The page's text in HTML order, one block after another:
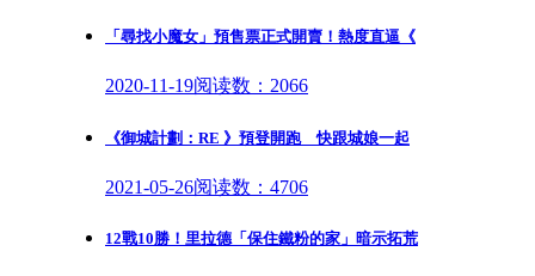
「尋找小魔女」預售票正式開賣！熱度直逼《
2020-11-19阅读数：2066
《御城計劃：RE 》預登開跑 快跟城娘一起
2021-05-26阅读数：4706
12戰10勝！里拉德「保住鐵粉的家」暗示拓荒